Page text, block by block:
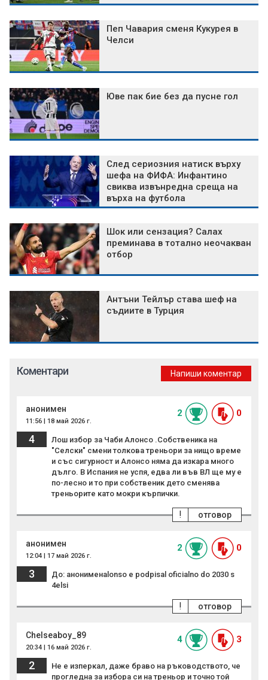
Пеп Чавария сменя Кукурея в
Челси
Юве пак бие без да пусне гол
След сериозния натиск върху
шефа на ФИФА: Инфантино
свиква извънредна среща на
върха на футбола
Шок или сензация? Салах
преминава в тотално неочакван
отбор
Антъни Тейлър става шеф на
съдиите в Турция
Коментари Напиши коментар
анонимен
11:56 | 18 май 2026 г.
2 0
4
Лош избор за Чаби Алонсо .Собственика на
"Селски" смени толкова треньори за нищо време
и със сигурност и Алонсо няма да изкара много
дълго. В Испания не успя, едва ли във ВЛ ще му е
по-лесно и то при собственик дето сменява
треньорите като мокри кърпички.
отговор
!
анонимен
12:04 | 17 май 2026 г.
2 0
3
До: анонименalonso e podpisal oficialno do 2030 s
4elsi
отговор
!
Chelseaboy_89
20:34 | 16 май 2026 г.
4 3
2
Не е изперкал, даже браво на ръководството, че
прогледна за избора си на треньор и точно той